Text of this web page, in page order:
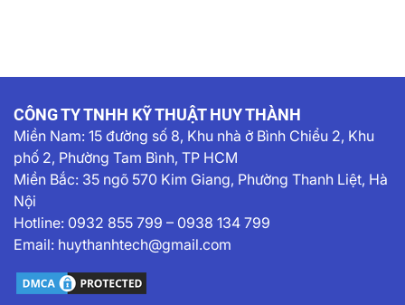
CÔNG TY TNHH KỸ THUẬT HUY THÀNH
Miền Nam: 15 đường số 8, Khu nhà ở Bình Chiểu 2, Khu
phố 2, Phường Tam Bình, TP HCM
Miền Bắc: 35 ngõ 570 Kim Giang, Phường Thanh Liệt, Hà
Nội
Hotline: 0932 855 799 – 0938 134 799
Email: huythanhtech@gmail.com